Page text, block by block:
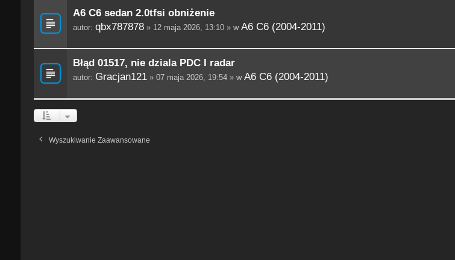
A6 C6 sedan 2.0tfsi obniżenie
autor: qbx787878» 12 maja 2026, 13:10 » w A6 C6 (2004-2011)
Błąd 01517, nie dziala PDC I radar
autor: Gracjan121» 07 maja 2026, 19:54 » w A6 C6 (2004-2011)
Wyszukiwanie Zaawansowane